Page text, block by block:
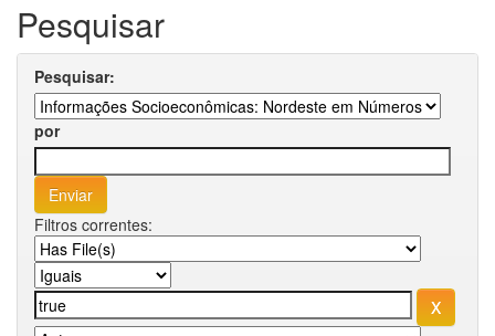
Pesquisar
Pesquisar:
por
Filtros correntes: